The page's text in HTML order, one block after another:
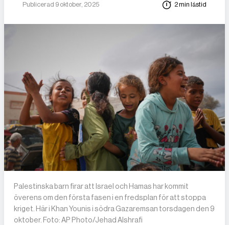
Publicerad 9 oktober, 2025 2 min lästid
Palestinska barn firar att Israel och Hamas har kommit
överens om den första fasen i en fredsplan för att stoppa
kriget. Här i Khan Younis i södra Gazaremsan torsdagen den 9
oktober. Foto: AP Photo/Jehad Alshrafi